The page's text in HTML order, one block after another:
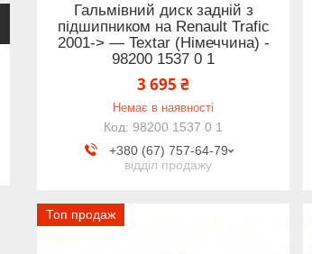
Гальмівний диск задній з
підшипником на Renault Trafic
2001-> — Textar (Німеччина) -
98200 1537 0 1
3 695 ₴
Немає в наявності
98200 1537 0 1
+380 (67) 757-64-79
відділ продажу
Топ продаж